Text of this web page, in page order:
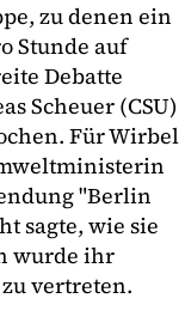
zu denen ein
Stunde auf
Debatte
Scheuer (CSU)
Für Wirbel
"Berlin
sagte, wie sie
wurde ihr
vertreten.